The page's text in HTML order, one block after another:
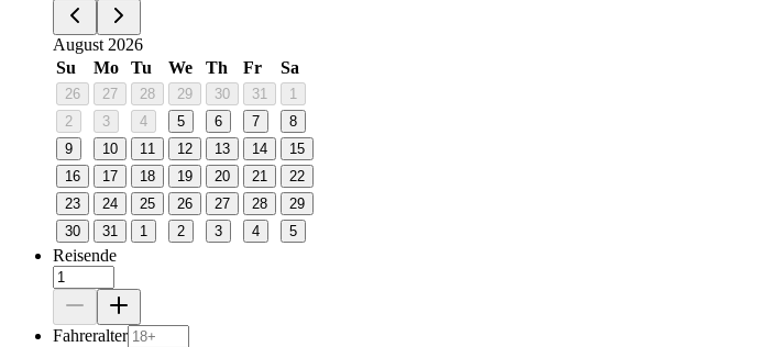
August 2026
Su
Mo Tu We Th Fr Sa
26 27 28 29 30 31
1
2
3 4 5 6 7
8
9
10 11 12 13 14
15
16
17 18 19 20 21
22
23
24 25 26 27 28
29
30
31 1 2 3 4 5
Reisende
Fahreralter